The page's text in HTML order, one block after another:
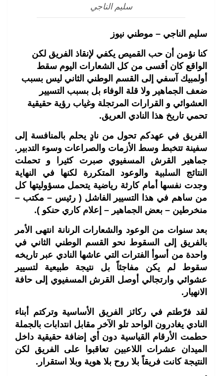
سليم الناجي
سليم الناجي – موطني نيوز
كنا نؤمن أن حب القميص يكفي لإنقاذ الفريق لكن
الواقع كان أقسى من كل الشعارات اليوم سقط
أولمبيك آسفي إلى القسم الوطني الثاني ليس بسبب
ضعف الجماهير ولا قلة الوفاء بل بسبب التسيير
العشوائي و القرارات المرتجلة وغياب رؤية حقيقية
تحمي تاريخ هذا النادي العريق.
الفريق في عهدكم تحول من نادٍ يحلم بالمنافسة إلى
سفينة تتخبط وسط الأزمات والصراعات وسوء التدبير.
جماهير القرش المسفيوي صبرت كثيرا و تحملت
النتائج السلبية والوعود المتكررة لكنها في النهاية
وجدت نفسها أمام كارثة رياضية يتحمل مسؤوليتها كل
من ساهم في هذا التسيير الفاشل ( رئيس – مكتب –
منخرطين – بعض الجماهير – إعلام كاري حنكو ).
بعد سنوات من الوعود والشعارات الرنانة انتهى الأمر
بالفريق إلى السقوط نحو القسم الوطني الثاني في
واحدة من أسوأ الفترات التي عاشها النادي عبر تاريخه
سقوط لم يكن مفاجئاً بل نتيجة طبيعية لتسيير
عشوائي وارتجالي أوصل القرش المسفيوي إلى حافة
الانهيار.
لقد فرّطتم في ركائز الفريق الأساسية وتركتم أبناء
النادي يغادرون الواحد تلو الآخر مقابل انتدابات بالجملة
حطمت الأرقام القياسية دون أي إضافة حقيقية داخل
الميدان عشرات اللاعبين تعاقبوا على الفريق لكن
النتيجة كانت فريقاً بلا روح بلا هوية وبلا استقرار.